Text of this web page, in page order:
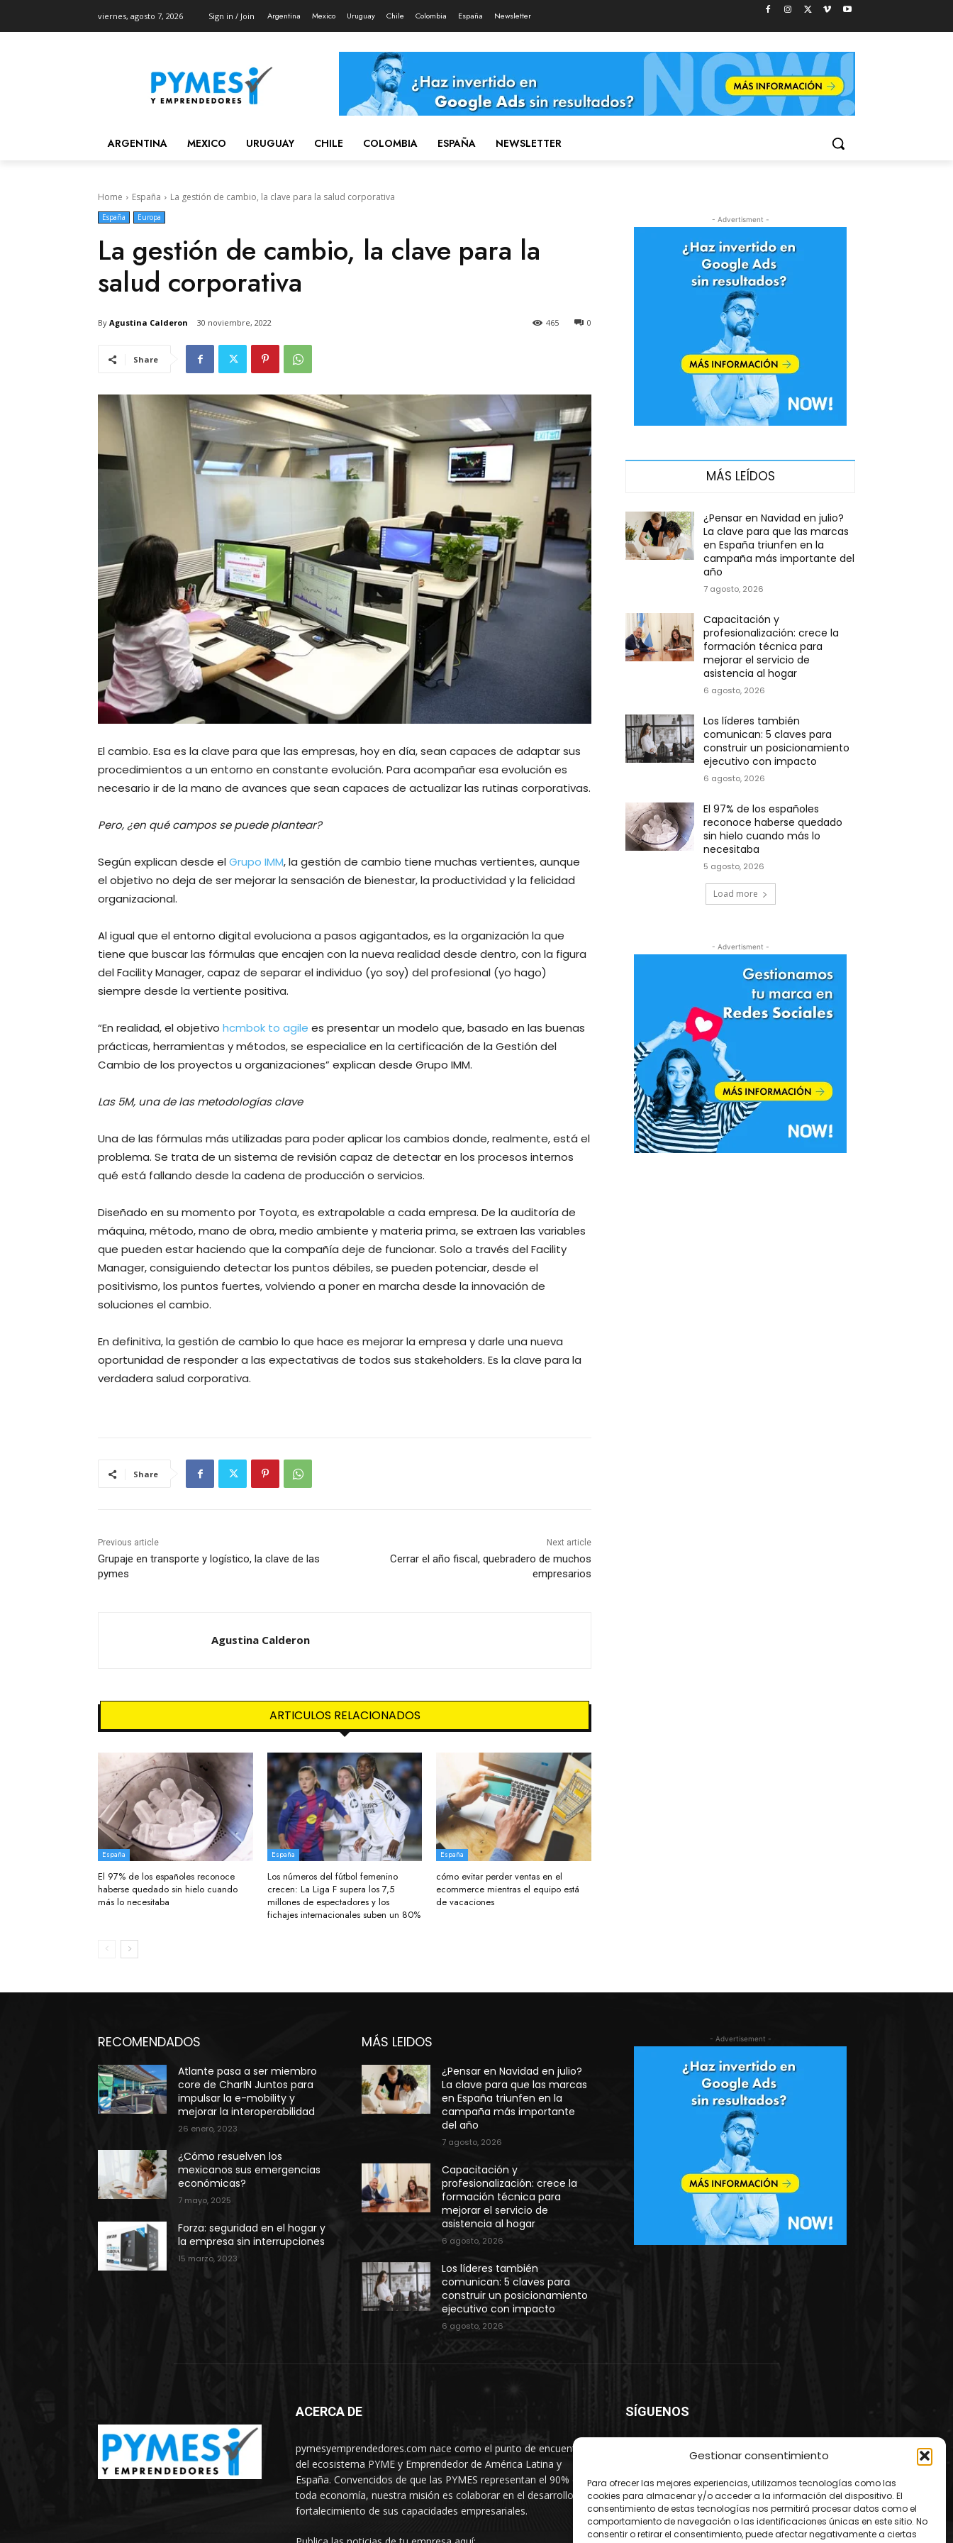
Gestionar consentimiento
Para ofrecer las mejores experiencias, utilizamos tecnologías como las
cookies para almacenar y/o acceder a la información del dispositivo. El
consentimiento de estas tecnologías nos permitirá procesar datos como el
comportamiento de navegación o las identificaciones únicas en este sitio. No
consentir o retirar el consentimiento, puede afectar negativamente a ciertas
viernes, agosto 7, 2026 Sign in / Join Argentina Mexico Uruguay Chile Colombia España Newsletter
ARGENTINA MEXICO URUGUAY CHILE COLOMBIA ESPAÑA NEWSLETTER
Home España La gestión de cambio, la clave para la salud corporativa
España Europa
La gestión de cambio, la clave para la
salud corporativa
By Agustina Calderon 30 noviembre, 2022 0
465
Share
El cambio. Esa es la clave para que las empresas, hoy en día, sean capaces de adaptar sus
procedimientos a un entorno en constante evolución. Para acompañar esa evolución es
necesario ir de la mano de avances que sean capaces de actualizar las rutinas corporativas.
Pero, ¿en qué campos se puede plantear?
Según explican desde elGrupo IMM, la gestión de cambio tiene muchas vertientes, aunque
el objetivo no deja de ser mejorar la sensación de bienestar, la productividad y la felicidad
organizacional.
Al igual que el entorno digital evoluciona a pasos agigantados, es la organización la que
tiene que buscar las fórmulas que encajen con la nueva realidad desde dentro, con la figura
del Facility Manager, capaz de separar el individuo (yo soy) del profesional (yo hago)
siempre desde la vertiente positiva.
“En realidad, el objetivo hcmbok to agile es presentar un modelo que, basado en las buenas
prácticas, herramientas y métodos, se especialice en la certificación de la Gestión del
Cambio de los proyectos u organizaciones” explican desde Grupo IMM.
Las 5M, una de las metodologías clave
Una de las fórmulas más utilizadas para poder aplicar los cambios donde, realmente, está el
problema. Se trata de un sistema de revisión capaz de detectar en los procesos internos
qué está fallando desde la cadena de producción o servicios.
Diseñado en su momento por Toyota, es extrapolable a cada empresa. De la auditoría de
máquina, método, mano de obra, medio ambiente y materia prima, se extraen las variables
que pueden estar haciendo que la compañía deje de funcionar. Solo a través del Facility
Manager, consiguiendo detectar los puntos débiles, se pueden potenciar, desde el
positivismo, los puntos fuertes, volviendo a poner en marcha desde la innovación de
soluciones el cambio.
En definitiva, la gestión de cambio lo que hace es mejorar la empresa y darle una nueva
oportunidad de responder a las expectativas de todos sus stakeholders. Es la clave para la
verdadera salud corporativa.
Share
Previous article
Grupaje en transporte y logístico, la clave de las
pymes
Next article
Cerrar el año fiscal, quebradero de muchos
empresarios
Agustina Calderon
ARTICULOS RELACIONADOS
España
El 97% de los españoles reconoce
haberse quedado sin hielo cuando
más lo necesitaba
España
Los números del fútbol femenino
crecen: La Liga F supera los 7,5
millones de espectadores y los
fichajes internacionales suben un 80%
España
cómo evitar perder ventas en el
ecommerce mientras el equipo está
de vacaciones
- Advertisment -
MÁS LEÍDOS
¿Pensar en Navidad en julio?
La clave para que las marcas
en España triunfen en la
campaña más importante del
año
7 agosto, 2026
Capacitación y
profesionalización: crece la
formación técnica para
mejorar el servicio de
asistencia al hogar
6 agosto, 2026
Los líderes también
comunican: 5 claves para
construir un posicionamiento
ejecutivo con impacto
6 agosto, 2026
El 97% de los españoles
reconoce haberse quedado
sin hielo cuando más lo
necesitaba
5 agosto, 2026
Load more
- Advertisment -
RECOMENDADOS
Atlante pasa a ser miembro
core de CharIN Juntos para
impulsar la e-mobility y
mejorar la interoperabilidad
26 enero, 2023
¿Cómo resuelven los
mexicanos sus emergencias
económicas?
7 mayo, 2025
Forza: seguridad en el hogar y
la empresa sin interrupciones
15 marzo, 2023
MÁS LEIDOS
¿Pensar en Navidad en julio?
La clave para que las marcas
en España triunfen en la
campaña más importante
del año
7 agosto, 2026
Capacitación y
profesionalización: crece la
formación técnica para
mejorar el servicio de
asistencia al hogar
6 agosto, 2026
Los líderes también
comunican: 5 claves para
construir un posicionamiento
ejecutivo con impacto
6 agosto, 2026
- Advertisement -
ACERCA DE
pymesyemprendedores.com nace como el punto de encuentro
del ecosistema PYME y Emprendedor de América Latina y
España. Convencidos de que las PYMES representan el 90% de
toda economía, nuestra misión es colaborar en el desarrollo y
fortalecimiento de sus capacidades empresariales.
SÍGUENOS